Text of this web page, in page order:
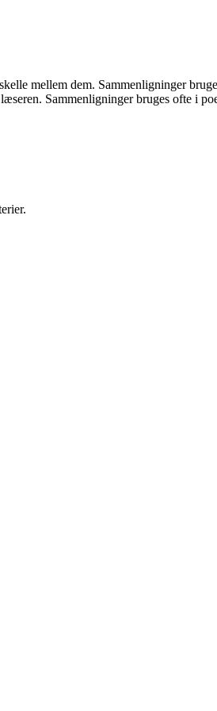
mellem dem. Sammenligninger
Sammenligninger bruges ofte i